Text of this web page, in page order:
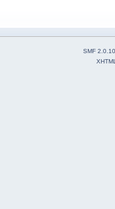
SMF 2.0.10